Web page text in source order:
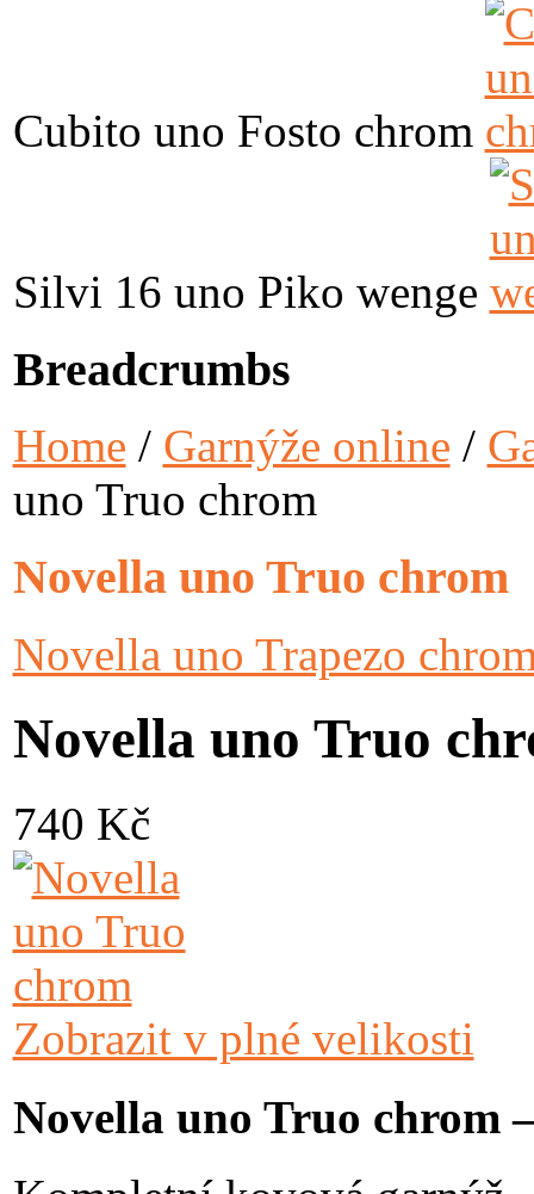
Cubito uno Fosto chrom
Silvi 16 uno Piko wenge
Breadcrumbs
Home / Garnýže online /
uno Truo chrom
Novella uno Truo chrom
Novella uno Trapezo
Novella uno Truo
740 Kč
Zobrazit v plné velikosti
Novella uno Truo chrom